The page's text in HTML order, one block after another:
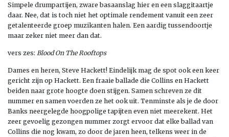
Simpele drumpartijen, zware basaanslag hier en een slaggitaartje
daar. Nee, dat is toch niet het optimale rendement vanuit een zeer
getalenteerde groep muzikanten halen. Een aardig tussendoortje
maar zeker niet meer dan dat.
vers zes: Blood On The Rooftops
Dames en heren, Steve Hackett! Eindelijk mag de spot ook een keer
gericht zijn op Hackett. Een fraaie ballade die Collins en Hackett
beiden naar grote hoogte doen stijgen. Samen schreven ze dit
nummer en samen voerden ze het ook uit. Tenminste als je de door
Banks neergelegde hoogpolige tapijten even niet meerekent. Het
zeer gevoelig gezongen nummer zorgt ervoor dat elke ballad van
Collins die nog kwam, zo door de jaren heen, telkens weer in de